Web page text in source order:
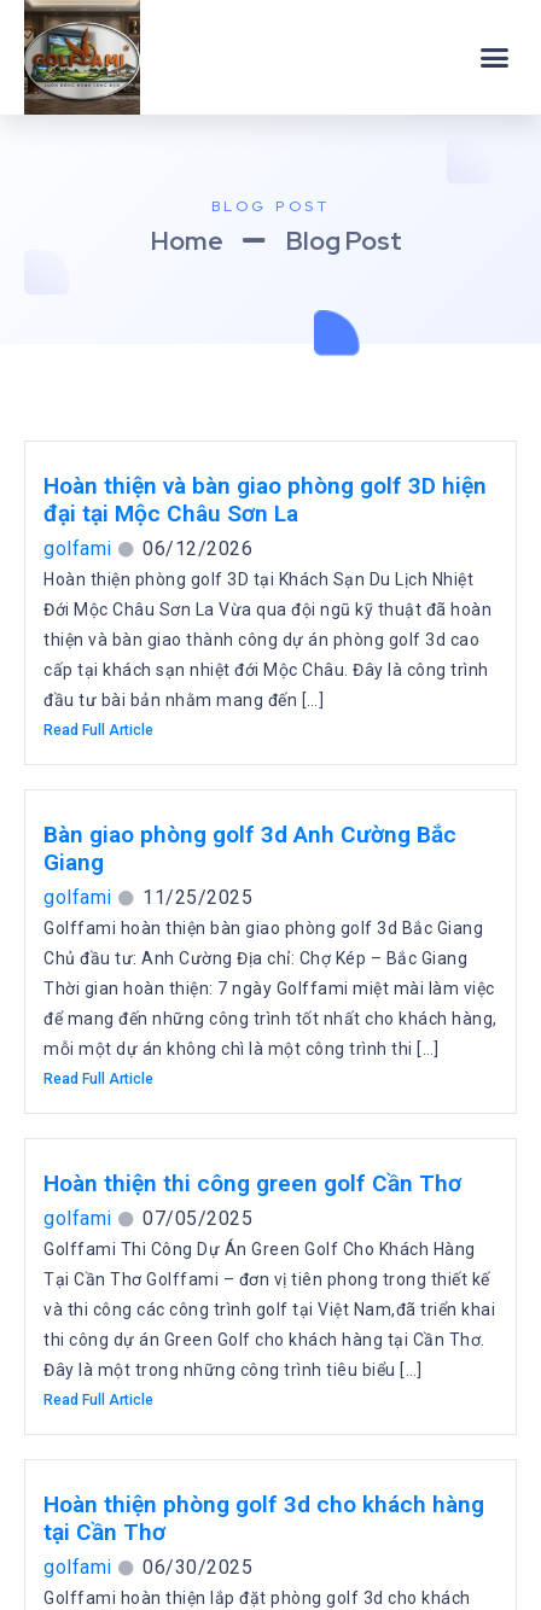
BLOG POST
Home Blog Post
Hoàn thiện và bàn giao phòng golf 3D hiện
đại tại Mộc Châu Sơn La
golfami 06/12/2026
Hoàn thiện phòng golf 3D tại Khách Sạn Du Lịch Nhiệt
Đới Mộc Châu Sơn La Vừa qua đội ngũ kỹ thuật đã hoàn
thiện và bàn giao thành công dự án phòng golf 3d cao
cấp tại khách sạn nhiệt đới Mộc Châu. Đây là công trình
đầu tư bài bản nhằm mang đến […]
Read Full Article
Bàn giao phòng golf 3d Anh Cường Bắc
Giang
golfami 11/25/2025
Golffami hoàn thiện bàn giao phòng golf 3d Bắc Giang
Chủ đầu tư: Anh Cường Địa chỉ: Chợ Kép – Bắc Giang
Thời gian hoàn thiện: 7 ngày Golffami miệt mài làm việc
để mang đến những công trình tốt nhất cho khách hàng,
mỗi một dự án không chì là một công trình thi […]
Read Full Article
Hoàn thiện thi công green golf Cần Thơ
golfami 07/05/2025
Golffami Thi Công Dự Án Green Golf Cho Khách Hàng
Tại Cần Thơ Golffami – đơn vị tiên phong trong thiết kế
và thi công các công trình golf tại Việt Nam,đã triển khai
thi công dự án Green Golf cho khách hàng tại Cần Thơ.
Đây là một trong những công trình tiêu biểu […]
Read Full Article
Hoàn thiện phòng golf 3d cho khách hàng
tại Cần Thơ
golfami 06/30/2025
Golffami hoàn thiện lắp đặt phòng golf 3d cho khách